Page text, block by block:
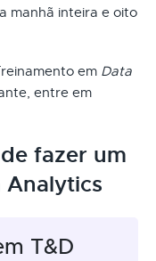
manhã inteira e oito
em Data
entre em
fazer um
Analytics
T&D